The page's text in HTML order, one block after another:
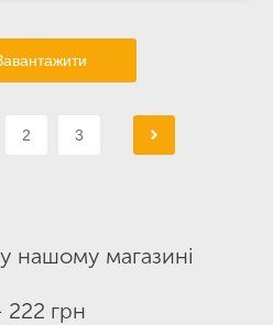
2 3
нашому магазині
222 грн